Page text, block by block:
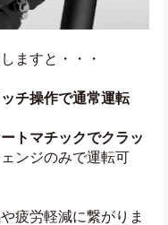
ますと・・・
チ操作で通常運転
トマチックでクラッ
ンジのみで運転可
疲労軽減に繋がりま